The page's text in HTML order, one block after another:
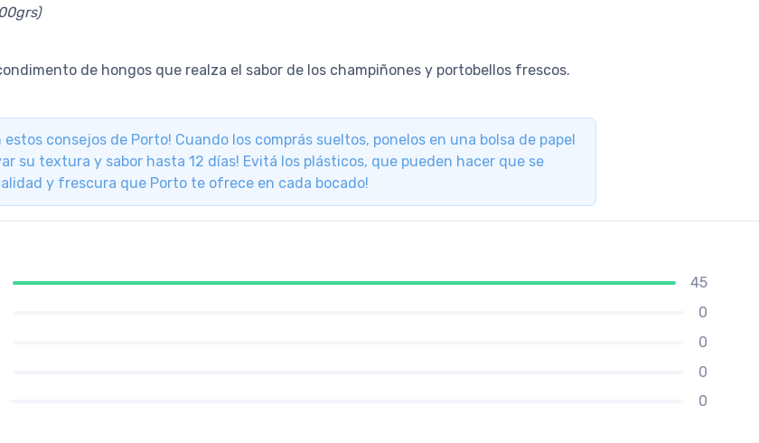
de hongos que realza el sabor de los champiñones y portobellos frescos.
consejos de Porto! Cuando los comprás sueltos, ponelos en una bolsa de papel
su textura y sabor hasta 12 días! Evitá los plásticos, que pueden hacer que se
y frescura que Porto te ofrece en cada bocado!
45
0
0
0
0